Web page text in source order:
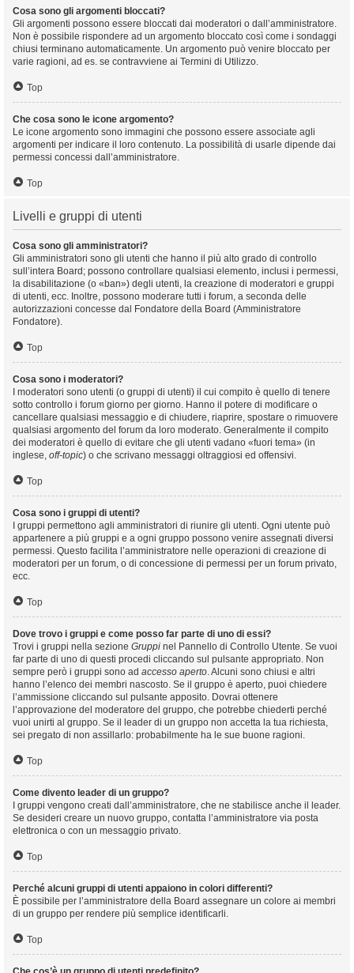
Cosa sono gli argomenti bloccati?
Gli argomenti possono essere bloccati dai moderatori o dall’amministratore.
Non è possibile rispondere ad un argomento bloccato così come i sondaggi
chiusi terminano automaticamente. Un argomento può venire bloccato per
varie ragioni, ad es. se contravviene ai Termini di Utilizzo.
Top
Che cosa sono le icone argomento?
Le icone argomento sono immagini che possono essere associate agli
argomenti per indicare il loro contenuto. La possibilità di usarle dipende dai
permessi concessi dall’amministratore.
Top
Livelli e gruppi di utenti
Cosa sono gli amministratori?
Gli amministratori sono gli utenti che hanno il più alto grado di controllo
sull’intera Board; possono controllare qualsiasi elemento, inclusi i permessi,
la disabilitazione (o «ban») degli utenti, la creazione di moderatori e gruppi
di utenti, ecc. Inoltre, possono moderare tutti i forum, a seconda delle
autorizzazioni concesse dal Fondatore della Board (Amministratore
Fondatore).
Top
Cosa sono i moderatori?
I moderatori sono utenti (o gruppi di utenti) il cui compito è quello di tenere
sotto controllo i forum giorno per giorno. Hanno il potere di modificare o
cancellare qualsiasi messaggio e di chiudere, riaprire, spostare o rimuovere
qualsiasi argomento del forum da loro moderato. Generalmente il compito
dei moderatori è quello di evitare che gli utenti vadano «fuori tema» (in
inglese, off-topic) o che scrivano messaggi oltraggiosi ed offensivi.
Top
Cosa sono i gruppi di utenti?
I gruppi permettono agli amministratori di riunire gli utenti. Ogni utente può
appartenere a più gruppi e a ogni gruppo possono venire assegnati diversi
permessi. Questo facilita l’amministratore nelle operazioni di creazione di
moderatori per un forum, o di concessione di permessi per un forum privato,
ecc.
Top
Dove trovo i gruppi e come posso far parte di uno di essi?
Trovi i gruppi nella sezione Gruppi nel Pannello di Controllo Utente. Se vuoi
far parte di uno di questi procedi cliccando sul pulsante appropriato. Non
sempre però i gruppi sono ad accesso aperto. Alcuni sono chiusi e altri
hanno l’elenco dei membri nascosto. Se il gruppo è aperto, puoi chiedere
l’ammissione cliccando sul pulsante apposito. Dovrai ottenere
l’approvazione del moderatore del gruppo, che potrebbe chiederti perché
vuoi unirti al gruppo. Se il leader di un gruppo non accetta la tua richiesta,
sei pregato di non assillarlo: probabilmente ha le sue buone ragioni.
Top
Come divento leader di un gruppo?
I gruppi vengono creati dall’amministratore, che ne stabilisce anche il leader.
Se desideri creare un nuovo gruppo, contatta l’amministratore via posta
elettronica o con un messaggio privato.
Top
Perché alcuni gruppi di utenti appaiono in colori differenti?
È possibile per l’amministratore della Board assegnare un colore ai membri
di un gruppo per rendere più semplice identificarli.
Top